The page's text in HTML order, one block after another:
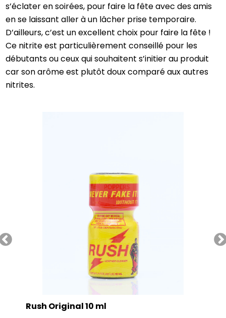
s’éclater en soirées, pour faire la fête avec des amis
en se laissant aller à un lâcher prise temporaire.
D’ailleurs, c’est un excellent choix pour faire la fête !
Ce nitrite est particulièrement conseillé pour les
débutants ou ceux qui souhaitent s’initier au produit
car son arôme est plutôt doux comparé aux autres
nitrites.
Rush Original 10 ml